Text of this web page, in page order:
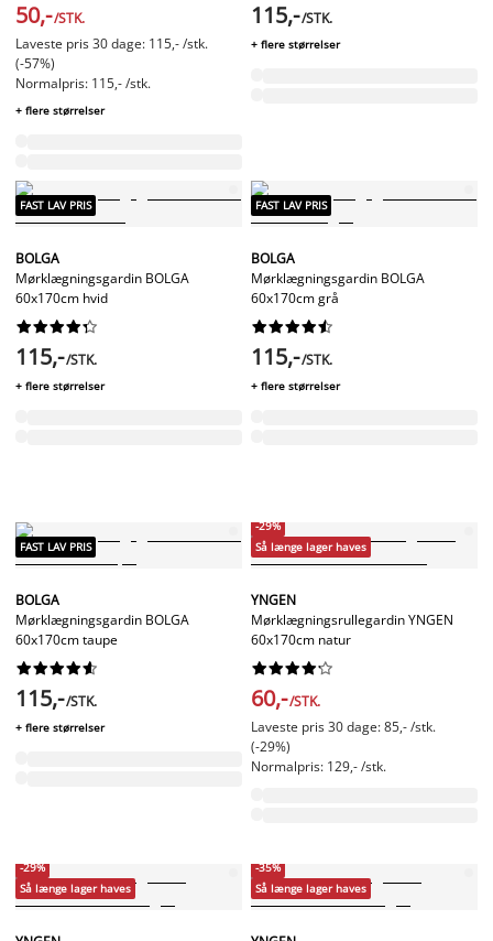
50,-/STK.
Laveste pris 30 dage: 115,- /stk.
(-57%)
Normalpris: 115,- /stk.
+ flere størrelser
115,-/STK.
+ flere størrelser
FAST LAV PRIS
BOLGA
Mørklægningsgardin BOLGA
60x170cm hvid






115,-/STK.
+ flere størrelser
FAST LAV PRIS
BOLGA
Mørklægningsgardin BOLGA
60x170cm grå






115,-/STK.
+ flere størrelser
FAST LAV PRIS
BOLGA
Mørklægningsgardin BOLGA
60x170cm taupe






115,-/STK.
+ flere størrelser
-29%
Så længe lager haves
YNGEN
Mørklægningsrullegardin YNGEN
60x170cm natur






60,-/STK.
Laveste pris 30 dage: 85,- /stk.
(-29%)
Normalpris: 129,- /stk.
-29%
Så længe lager haves
-35%
Så længe lager haves